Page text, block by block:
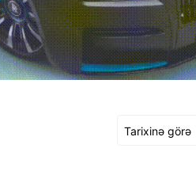
Tarixinə görə